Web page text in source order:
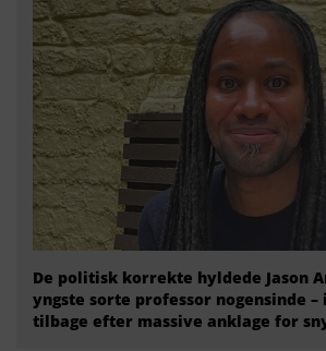
De politisk korrekte hyldede Jason
yngste sorte professor nogensinde
tilbage efter massive anklage for